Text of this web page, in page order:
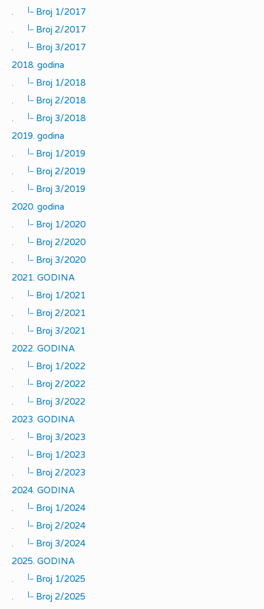
.
|_
Broj 1/2017
.
|_
Broj 2/2017
.
|_
Broj 3/2017
2018. godina
.
|_
Broj 1/2018
.
|_
Broj 2/2018
.
|_
Broj 3/2018
2019. godina
.
|_
Broj 1/2019
.
|_
Broj 2/2019
.
|_
Broj 3/2019
2020. godina
.
|_
Broj 1/2020
.
|_
Broj 2/2020
.
|_
Broj 3/2020
2021. GODINA
.
|_
Broj 1/2021
.
|_
Broj 2/2021
.
|_
Broj 3/2021
2022. GODINA
.
|_
Broj 1/2022
.
|_
Broj 2/2022
.
|_
Broj 3/2022
2023. GODINA
.
|_
Broj 3/2023
.
|_
Broj 1/2023
.
|_
Broj 2/2023
2024. GODINA
.
|_
Broj 1/2024
.
|_
Broj 2/2024
.
|_
Broj 3/2024
2025. GODINA
.
|_
Broj 1/2025
.
|_
Broj 2/2025